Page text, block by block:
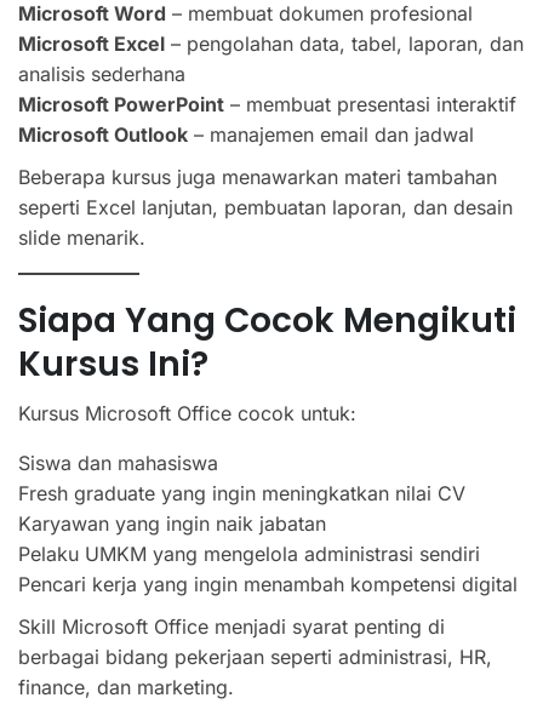
Microsoft Word – membuat dokumen profesional
Microsoft Excel – pengolahan data, tabel, laporan, dan
analisis sederhana
Microsoft PowerPoint – membuat presentasi interaktif
Microsoft Outlook – manajemen email dan jadwal
Beberapa kursus juga menawarkan materi tambahan
seperti Excel lanjutan, pembuatan laporan, dan desain
slide menarik.
Siapa Yang Cocok Mengikuti
Kursus Ini?
Kursus Microsoft Office cocok untuk:
Siswa dan mahasiswa
Fresh graduate yang ingin meningkatkan nilai CV
Karyawan yang ingin naik jabatan
Pelaku UMKM yang mengelola administrasi sendiri
Pencari kerja yang ingin menambah kompetensi digital
Skill Microsoft Office menjadi syarat penting di
berbagai bidang pekerjaan seperti administrasi, HR,
finance, dan marketing.